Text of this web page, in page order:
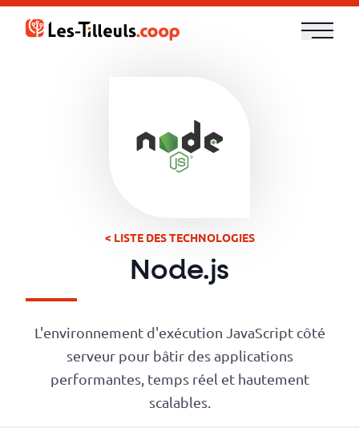
Aller
Formations
Numérique
responsable
< LISTE DES TECHNOLOGIES
Node.js
L'environnement d'exécution JavaScript côté
serveur pour bâtir des applications
performantes, temps réel et hautement
scalables.